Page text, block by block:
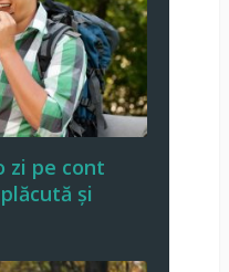
zi pe cont
și